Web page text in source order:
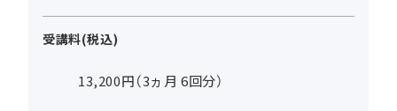
受講料(税込)
13,200円（3ヵ月 6回分）